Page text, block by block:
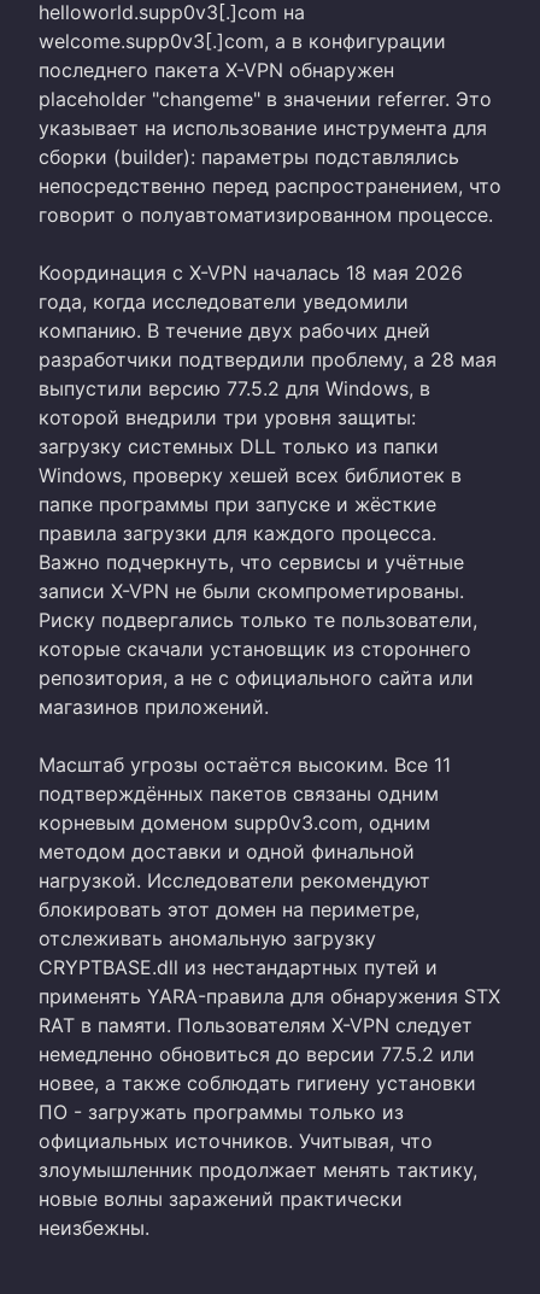
helloworld.supp0v3[.]com на
welcome.supp0v3[.]com, а в конфигурации
последнего пакета X-VPN обнаружен
placeholder "changeme" в значении referrer. Это
указывает на использование инструмента для
сборки (builder): параметры подставлялись
непосредственно перед распространением, что
говорит о полуавтоматизированном процессе.
Координация с X-VPN началась 18 мая 2026
года, когда исследователи уведомили
компанию. В течение двух рабочих дней
разработчики подтвердили проблему, а 28 мая
выпустили версию 77.5.2 для Windows, в
которой внедрили три уровня защиты:
загрузку системных DLL только из папки
Windows, проверку хешей всех библиотек в
папке программы при запуске и жёсткие
правила загрузки для каждого процесса.
Важно подчеркнуть, что сервисы и учётные
записи X-VPN не были скомпрометированы.
Риску подвергались только те пользователи,
которые скачали установщик из стороннего
репозитория, а не с официального сайта или
магазинов приложений.
Масштаб угрозы остаётся высоким. Все 11
подтверждённых пакетов связаны одним
корневым доменом supp0v3.com, одним
методом доставки и одной финальной
нагрузкой. Исследователи рекомендуют
блокировать этот домен на периметре,
отслеживать аномальную загрузку
CRYPTBASE.dll из нестандартных путей и
применять YARA-правила для обнаружения STX
RAT в памяти. Пользователям X-VPN следует
немедленно обновиться до версии 77.5.2 или
новее, а также соблюдать гигиену установки
ПО - загружать программы только из
официальных источников. Учитывая, что
злоумышленник продолжает менять тактику,
новые волны заражений практически
неизбежны.